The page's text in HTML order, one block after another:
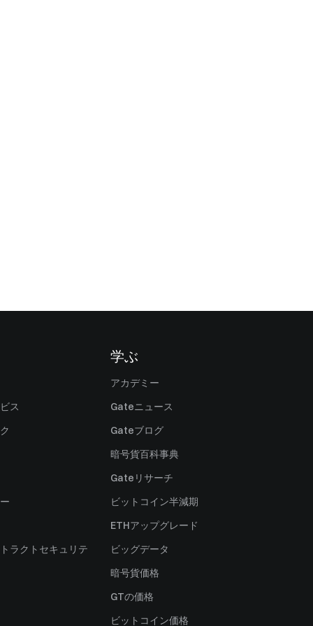
ス
ラクトセキュリテ
学ぶ
アカデミー
Gateニュース
Gateブログ
暗号貨百科事典
Gateリサーチ
ビットコイン半減期
ETHアップグレード
ビッグデータ
暗号貨価格
GTの価格
ビットコイン価格